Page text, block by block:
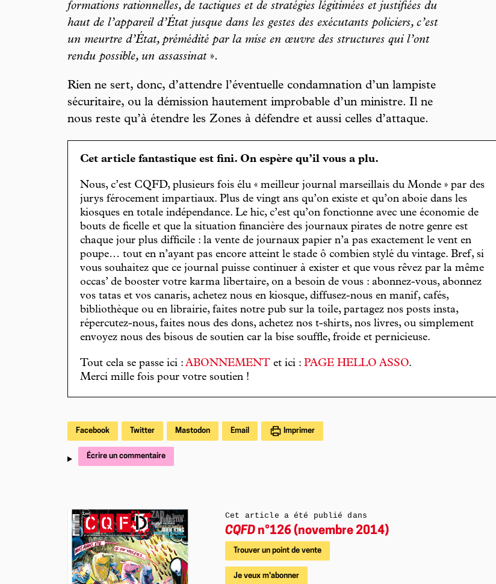
formations rationnelles, de tactiques et de stratégies légitimées et justifiées du
haut de l’appareil d’État jusque dans les gestes des exécutants policiers, c’est
un meurtre d’État, prémédité par la mise en œuvre des structures qui l’ont
rendu possible, un assassinat».
Rien ne sert, donc, d’attendre l’éventuelle condamnation d’un lampiste
sécuritaire, ou la démission hautement improbable d’un ministre. Il ne
nous reste qu’à étendre les Zones à défendre et aussi celles d’attaque.
Cet article fantastique est fini. On espère qu’il vous a plu.
Nous, c’est CQFD, plusieurs fois élu « meilleur journal marseillais du Monde » par des
jurys férocement impartiaux. Plus de vingt ans qu’on existe et qu’on aboie dans les
kiosques en totale indépendance. Le hic, c’est qu’on fonctionne avec une économie de
bouts de ficelle et que la situation financière des journaux pirates de notre genre est
chaque jour plus difficile : la vente de journaux papier n’a pas exactement le vent en
poupe… tout en n’ayant pas encore atteint le stade ô combien stylé du vintage. Bref, si
vous souhaitez que ce journal puisse continuer à exister et que vous rêvez par la même
occas’ de booster votre karma libertaire, on a besoin de vous : abonnez-vous, abonnez
vos tatas et vos canaris, achetez nous en kiosque, diffusez-nous en manif, cafés,
bibliothèque ou en librairie, faites notre pub sur la toile, partagez nos posts insta,
répercutez-nous, faites nous des dons, achetez nos t-shirts, nos livres, ou simplement
envoyez nous des bisous de soutien car la bise souffle, froide et pernicieuse.
Tout cela se passe ici : ABONNEMENT et ici : PAGE HELLO ASSO.
Merci mille fois pour votre soutien !
Facebook Twitter Mastodon Email Imprimer
Écrire un commentaire
Cet article a été publié dans
CQFD n°126 (novembre 2014)
Trouver un point de vente
Je veux m'abonner